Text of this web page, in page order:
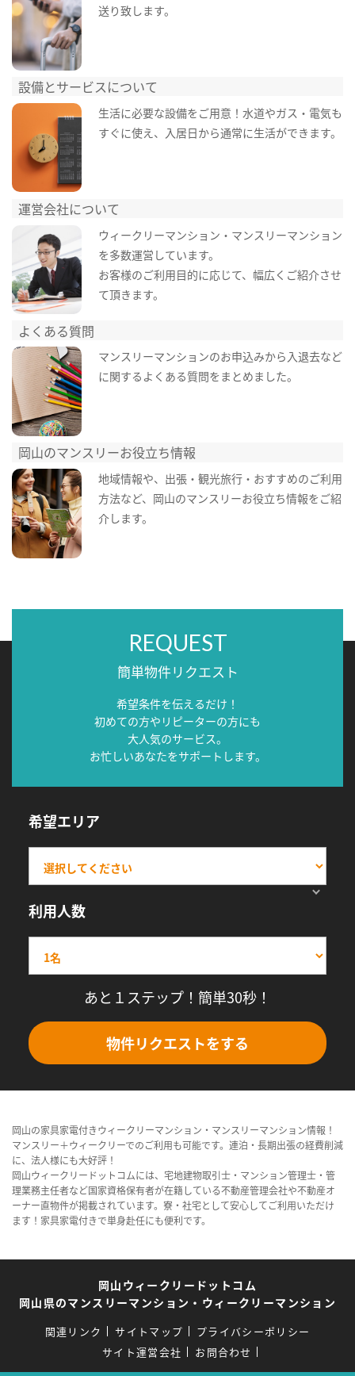
送り致します。
設備とサービスについて
生活に必要な設備をご用意！水道やガス・電気も
すぐに使え、入居日から通常に生活ができます。
運営会社について
ウィークリーマンション・マンスリーマンション
を多数運営しています。
お客様のご利用目的に応じて、幅広くご紹介させ
て頂きます。
よくある質問
マンスリーマンションのお申込みから入退去など
に関するよくある質問をまとめました。
岡山のマンスリーお役立ち情報
地域情報や、出張・観光旅行・おすすめのご利用
方法など、岡山のマンスリーお役立ち情報をご紹
介します。
REQUEST
簡単物件リクエスト
希望条件を伝えるだけ！
初めての方やリピーターの方にも
大人気のサービス。
お忙しいあなたをサポートします。
希望エリア
利用人数
あと１ステップ！簡単30秒！
物件リクエストをする
岡山の家具家電付きウィークリーマンション・マンスリーマンション情報！
マンスリー＋ウィークリーでのご利用も可能です。連泊・長期出張の経費削減
に、法人様にも大好評！
岡山ウィークリードットコムには、宅地建物取引士・マンション管理士・管
理業務主任者など国家資格保有者が在籍している不動産管理会社や不動産オ
ーナー直物件が掲載されています。寮・社宅として安心してご利用いただけ
ます！家具家電付きで単身赴任にも便利です。
岡山ウィークリードットコム
岡山県のマンスリーマンション・ウィークリーマンション
関連リンク サイトマップ
プライバシーポリシー
サイト運営会社
お問合わせ